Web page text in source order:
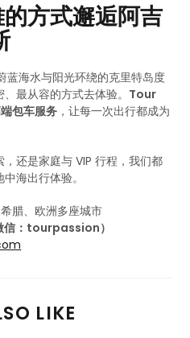
方式邂逅阿吉
蓝海水与阳光环绕的克里特岛度
最从容的方式去体验。 Tour
包车服务 ，让每一次出行都成为
还是家庭与 VIP 行程，我们都
海出行体验。
腊、欧洲多座城市
：tourpassion）
LIKE